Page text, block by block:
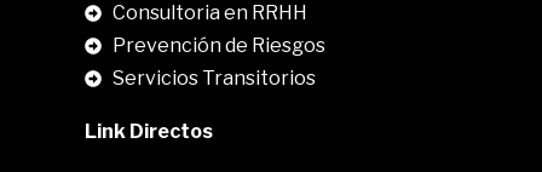
Consultoria en RRHH
Prevención de Riesgos
Servicios Transitorios
Link Directos